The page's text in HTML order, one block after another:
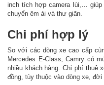
inch tích hợp camera lùi,… giúp
chuyển êm ái và thư giãn.
Chi phí hợp lý
So với các dòng xe cao cấp
Mercedes E-Class, Camry có
nhiều khách hàng. Chi phí thuê
đồng, tùy thuộc vào dòng xe, đời